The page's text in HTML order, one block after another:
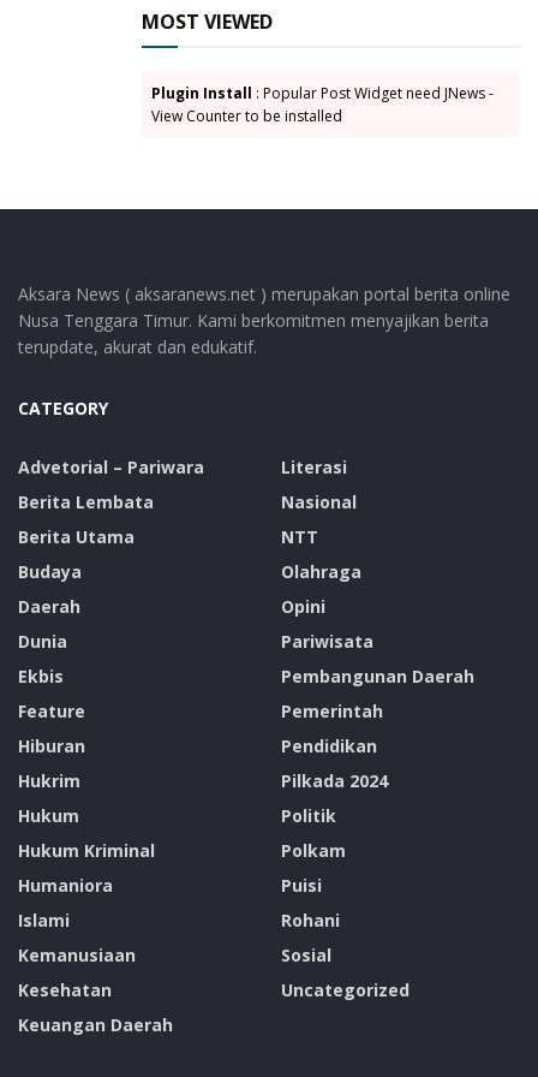
kreativitas Kepala Desa dalam mengelola semua dana
yang masuk ke desa agar tepat guna sesuai dengan
MOST VIEWED
Plugin Install : Popular Post Widget need JNews -
View Counter to be installed
Aksara News ( aksaranews.net ) merupakan portal berita online
Nusa Tenggara Timur. Kami berkomitmen menyajikan berita
terupdate, akurat dan edukatif.
CATEGORY
Advetorial – Pariwara
Berita Lembata
Berita Utama
Budaya
Daerah
Dunia
Ekbis
Feature
Hiburan
Hukrim
Hukum
Hukum Kriminal
Humaniora
Islami
Kemanusiaan
Kesehatan
Keuangan Daerah
Literasi
Nasional
NTT
Olahraga
Opini
Pariwisata
Pembangunan Daerah
Pemerintah
Pendidikan
Pilkada 2024
Politik
Polkam
Puisi
Rohani
Sosial
Uncategorized